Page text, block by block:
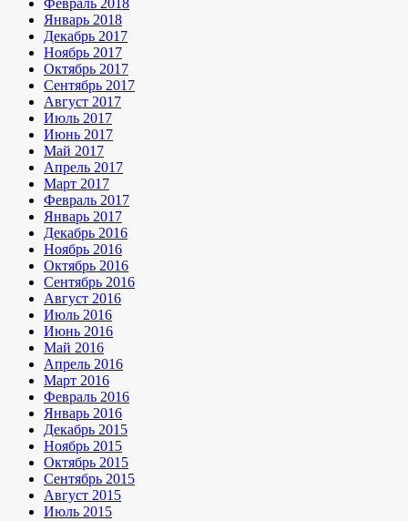
Февраль 2018
Январь 2018
Декабрь 2017
Ноябрь 2017
Октябрь 2017
Сентябрь 2017
Август 2017
Июль 2017
Июнь 2017
Май 2017
Апрель 2017
Март 2017
Февраль 2017
Январь 2017
Декабрь 2016
Ноябрь 2016
Октябрь 2016
Сентябрь 2016
Август 2016
Июль 2016
Июнь 2016
Май 2016
Апрель 2016
Март 2016
Февраль 2016
Январь 2016
Декабрь 2015
Ноябрь 2015
Октябрь 2015
Сентябрь 2015
Август 2015
Июль 2015